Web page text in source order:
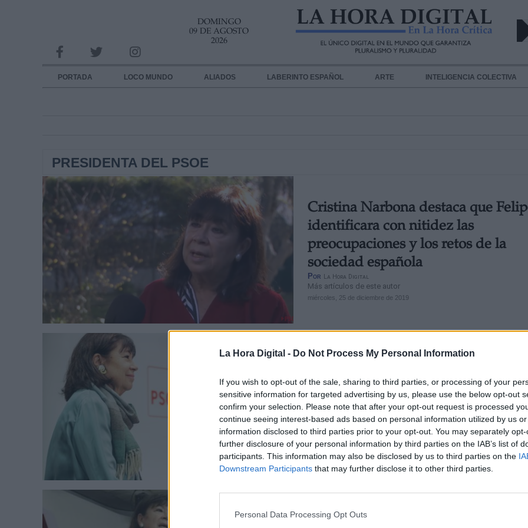
La Hora Digital - Do Not Process My Personal Information
If you wish to opt-out of the sale, sharing to third parties, or processing of your
sensitive information for targeted advertising by us, please use the below opt-out
confirm your selection. Please note that after your opt-out request is processed
continue seeing interest-based ads based on personal information utilized by us
information disclosed to third parties prior to your opt-out. You may separately
further disclosure of your personal information by third parties on the IAB’s list of
participants. This information may also be disclosed by us to third parties on the
Downstream Participants that may further disclose it to other third parties.
Personal Data Processing Opt Outs
DOMINGO
09 DE AGOSTO
2026
PORTADA LOCO MUNDO ALIADOS LABERINTO ESPAÑOL ARTE INTELIGENCIA COLECTIVA
PRESIDENTA DEL PSOE
Cristina Narbona destaca que
identificara con nitidez las
preocupaciones y los retos de la
sociedad española
Por La Hora Digital
Más artículos de este autor
miércoles, 25 de diciembre de 2019
a Alemania, donde los populares
con la izquierda para frenar a los
PorLa Hora Digital
Más artículos de este autor
lunes, 24 de febrero de 2020
Narbona destaca el papel de
INFORMACION SOBRE LA PROTECCIÓN DE TUS DATOS
Responsable:
Información adicional